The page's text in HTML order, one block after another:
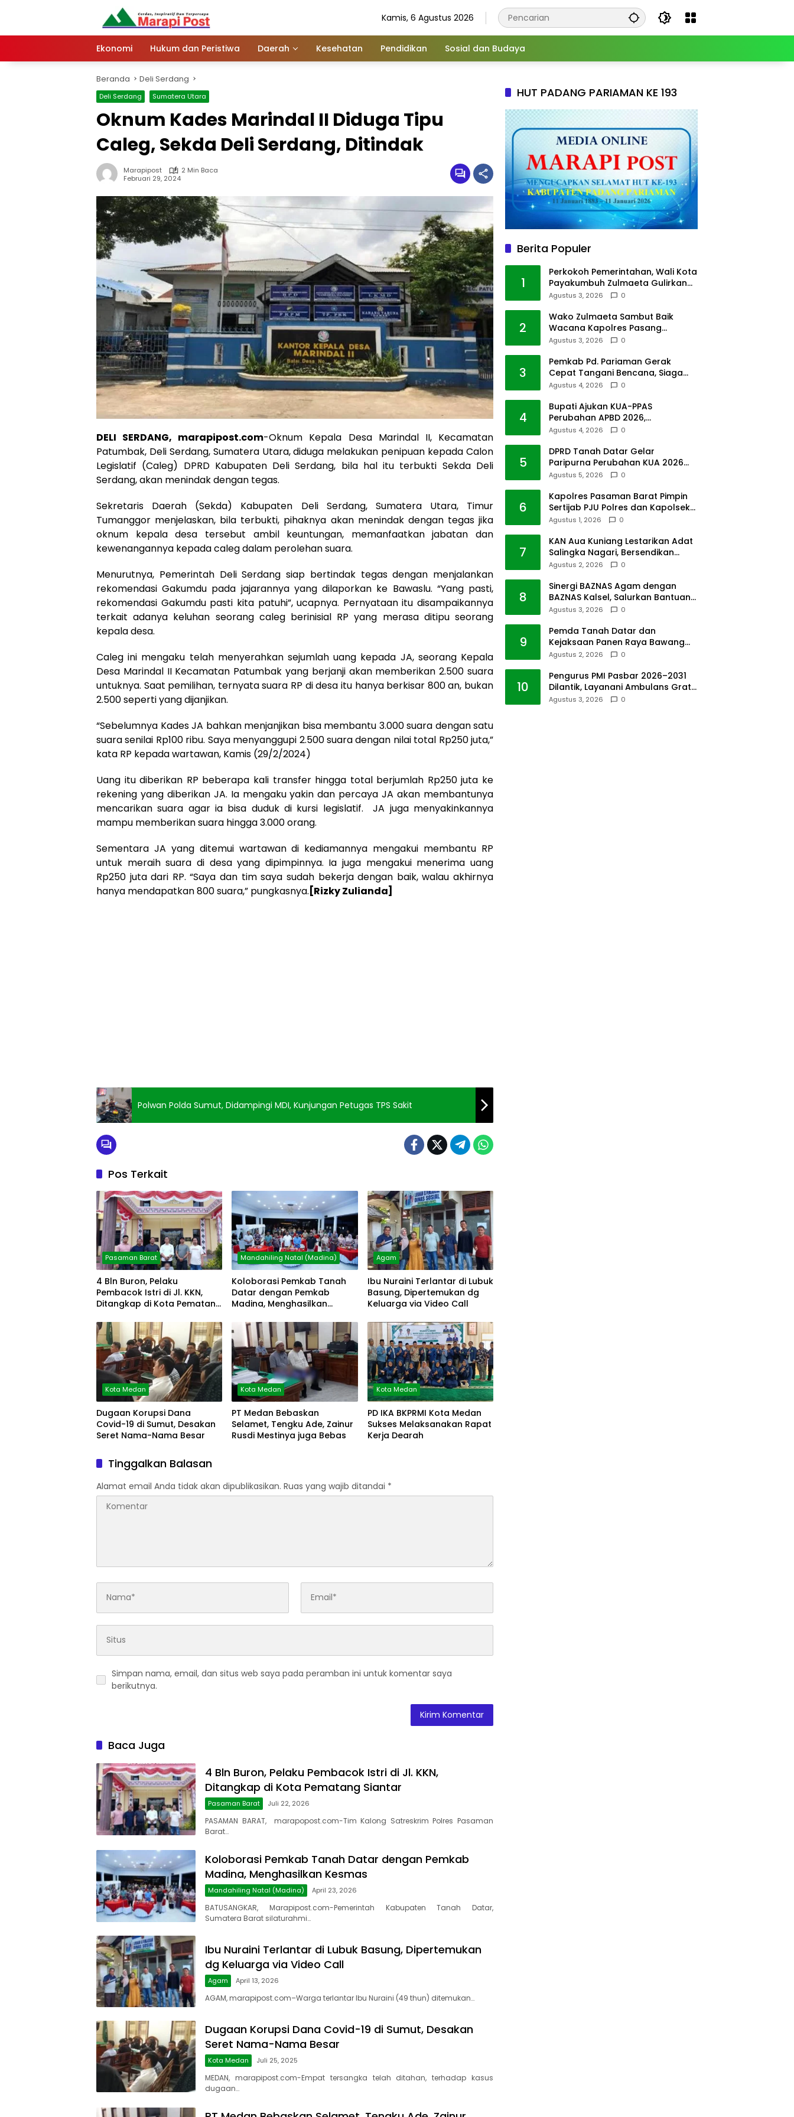
Kamis, 6 Agustus 2026
Ekonomi Hukum dan Peristiwa Daerah Kesehatan Pendidikan Sosial dan Budaya
Beranda Deli Serdang
Deli Serdang Sumatera Utara
Oknum Kades Marindal II Diduga Tipu
Caleg, Sekda Deli Serdang, Ditindak
Marapipost
2 Min Baca
Februari 29, 2024
DELI SERDANG, marapipost.com-Oknum Kepala Desa Marindal II, Kecamatan
Patumbak, Deli Serdang, Sumatera Utara, diduga melakukan penipuan kepada Calon
Legislatif (Caleg) DPRD Kabupaten Deli Serdang, bila hal itu terbukti Sekda Deli
Serdang, akan menindak dengan tegas.
Sekretaris Daerah (Sekda) Kabupaten Deli Serdang, Sumatera Utara, Timur
Tumanggor menjelaskan, bila terbukti, pihaknya akan menindak dengan tegas jika
oknum kepala desa tersebut ambil keuntungan, memanfaatkan jabatan dan
kewenangannya kepada caleg dalam perolehan suara.
Menurutnya, Pemerintah Deli Serdang siap bertindak tegas dengan menjalankan
rekomendasi Gakumdu pada jajarannya yang dilaporkan ke Bawaslu. “Yang pasti,
rekomendasi Gakumdu pasti kita patuhi”, ucapnya. Pernyataan itu disampaikannya
terkait adanya keluhan seorang caleg berinisial RP yang merasa ditipu seorang
kepala desa.
Caleg ini mengaku telah menyerahkan sejumlah uang kepada JA, seorang Kepala
Desa Marindal II Kecamatan Patumbak yang berjanji akan memberikan 2.500 suara
untuknya. Saat pemilihan, ternyata suara RP di desa itu hanya berkisar 800 an, bukan
2.500 seperti yang dijanjikan.
“Sebelumnya Kades JA bahkan menjanjikan bisa membantu 3.000 suara dengan satu
suara senilai Rp100 ribu. Saya menyanggupi 2.500 suara dengan nilai total Rp250 juta,”
kata RP kepada wartawan, Kamis (29/2/2024)
Uang itu diberikan RP beberapa kali transfer hingga total berjumlah Rp250 juta ke
rekening yang diberikan JA. Ia mengaku yakin dan percaya JA akan membantunya
mencarikan suara agar ia bisa duduk di kursi legislatif. JA juga menyakinkannya
mampu memberikan suara hingga 3.000 orang.
Sementara JA yang ditemui wartawan di kediamannya mengakui membantu RP
untuk meraih suara di desa yang dipimpinnya. Ia juga mengakui menerima uang
Rp250 juta dari RP. “Saya dan tim saya sudah bekerja dengan baik, walau akhirnya
hanya mendapatkan 800 suara,” pungkasnya. [Rizky Zulianda]
Polwan Polda Sumut, Didampingi MDI, Kunjungan Petugas TPS Sakit
Pos Terkait
Pasaman Barat
4 Bln Buron, Pelaku
Pembacok Istri di Jl. KKN,
Ditangkap di Kota Pematang
Mandahiling Natal (Madina)
Koloborasi Pemkab Tanah
Datar dengan Pemkab
Madina, Menghasilkan
Agam
Ibu Nuraini Terlantar di Lubuk
Basung, Dipertemukan dg
Keluarga via Video Call
Kota Medan
Dugaan Korupsi Dana
Covid-19 di Sumut, Desakan
Seret Nama-Nama Besar
Kota Medan
PT Medan Bebaskan
Selamet, Tengku Ade, Zainur
Rusdi Mestinya juga Bebas
Kota Medan
PD IKA BKPRMI Kota Medan
Sukses Melaksanakan Rapat
Kerja Dearah
Tinggalkan Balasan
Alamat email Anda tidak akan dipublikasikan. Ruas yang wajib ditandai *
Simpan nama, email, dan situs web saya pada peramban ini untuk komentar saya
berikutnya.
Baca Juga
4 Bln Buron, Pelaku Pembacok Istri di Jl. KKN,
Ditangkap di Kota Pematang Siantar
Pasaman Barat Juli 22, 2026
PASAMAN BARAT, marapopost.com-Tim Kalong Satreskrim Polres Pasaman
Barat…
Koloborasi Pemkab Tanah Datar dengan Pemkab
Madina, Menghasilkan Kesmas
Mandahiling Natal (Madina) April 23, 2026
BATUSANGKAR, Marapipost.com-Pemerintah Kabupaten Tanah Datar,
Sumatera Barat silaturahmi…
Ibu Nuraini Terlantar di Lubuk Basung, Dipertemukan
dg Keluarga via Video Call
Agam April 13, 2026
AGAM, marapipost.com–Warga terlantar Ibu Nuraini (49 thun) ditemukan…
Dugaan Korupsi Dana Covid-19 di Sumut, Desakan
Seret Nama-Nama Besar
Kota Medan Juli 25, 2025
MEDAN, marapipost.com-Empat tersangka telah ditahan, terhadap kasus
dugaan…
HUT PADANG PARIAMAN KE 193
Berita Populer
1
Perkokoh Pemerintahan, Wali Kota
Payakumbuh Zulmaeta Gulirkan
Jabatan
Agustus 3, 2026 0
2
Wako Zulmaeta Sambut Baik
Wacana Kapolres Pasang
Kamera Pantau Lalin
Agustus 3, 2026 0
3
Pemkab Pd. Pariaman Gerak
Cepat Tangani Bencana, Siaga
Cuaca Ekstrem
Agustus 4, 2026 0
4
Bupati Ajukan KUA-PPAS
Perubahan APBD 2026,
Pendapatan Pasbar Naik 15
Agustus 4, 2026 0
5
DPRD Tanah Datar Gelar
Paripurna Perubahan KUA 2026
dan PPAS Tahun 2027
Agustus 5, 2026 0
6
Kapolres Pasaman Barat Pimpin
Sertijab PJU Polres dan Kapolsek
Sungai Beremas
Agustus 1, 2026 0
7
KAN Aua Kuniang Lestarikan Adat
Salingka Nagari, Bersendikan
Kitabullah
Agustus 2, 2026 0
8
Sinergi BAZNAS Agam dengan
BAZNAS Kalsel, Salurkan Bantuan
Bencana Alam
Agustus 3, 2026 0
9
Pemda Tanah Datar dan
Kejaksaan Panen Raya Bawang
Merah di Sawah Tangah
Agustus 2, 2026 0
10
Pengurus PMI Pasbar 2026–2031
Dilantik, Layanani Ambulans Gratis
ke Padang
Agustus 3, 2026 0